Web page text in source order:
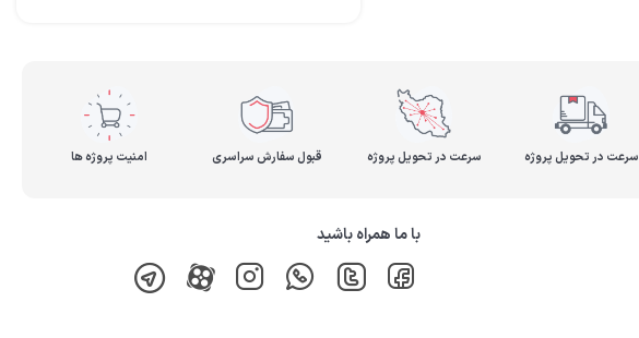
سرعت در تحویل پروژه سرعت در تحویل پروژه قبول سفارش سراسری امنیت پروژه ها
با ما همراه باشید